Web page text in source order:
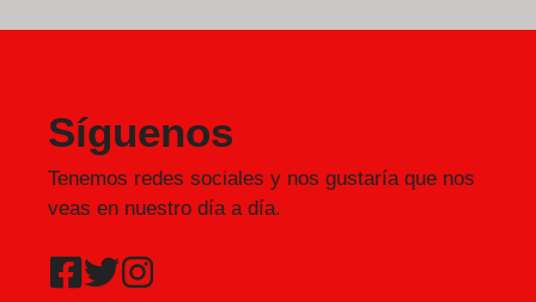
Síguenos
Tenemos redes sociales y nos gustaría que nos
veas en nuestro día a día.